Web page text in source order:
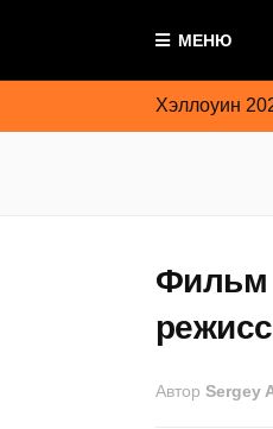
МЕНЮ
Хэллоуин
Фильм
Автор Sergey